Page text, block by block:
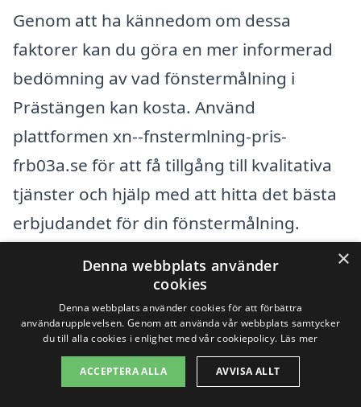
Genom att ha kännedom om dessa
faktorer kan du göra en mer informerad
bedömning av vad fönstermålning i
Prästängen kan kosta. Använd
plattformen xn--fnstermlning-pris-
frb03a.se för att få tillgång till kvalitativa
tjänster och hjälp med att hitta det bästa
erbjudandet för din fönstermålning.
Få 3 erbjudanden, gratis och utan
förpliktelser
×
Denna webbplats använder
cookies
Denna webbplats använder cookies för att förbättra
användarupplevelsen. Genom att använda vår webbplats samtycker
du till alla cookies i enlighet med vår cookiepolicy. Läs mer
ACCEPTERA ALLA AVVISA ALLT